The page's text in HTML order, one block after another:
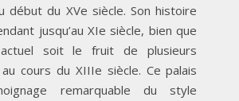
début du XVe siècle. Son histoire
jusqu’au XIe siècle, bien que
soit le fruit de plusieurs
cours du XIIIe siècle. Ce palais
remarquable du style